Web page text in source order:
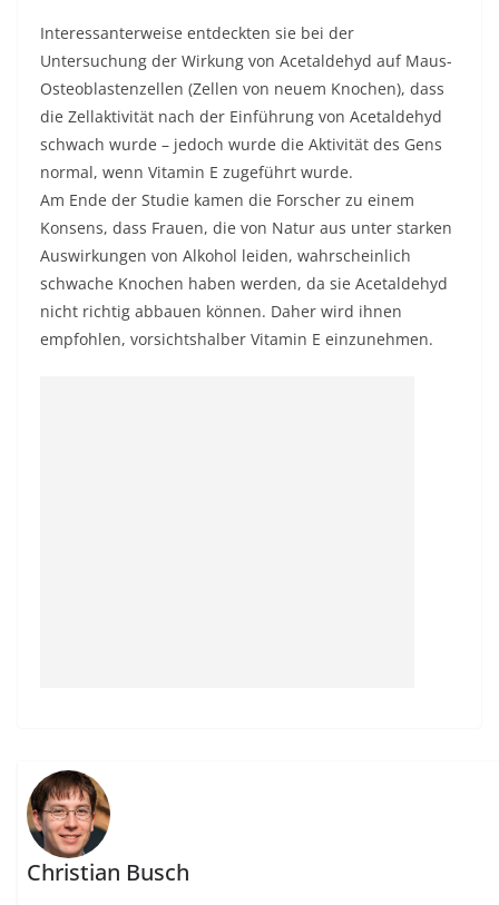
Interessanterweise entdeckten sie bei der
Untersuchung der Wirkung von Acetaldehyd auf Maus-
Osteoblastenzellen (Zellen von neuem Knochen), dass
die Zellaktivität nach der Einführung von Acetaldehyd
schwach wurde – jedoch wurde die Aktivität des Gens
normal, wenn Vitamin E zugeführt wurde.
Am Ende der Studie kamen die Forscher zu einem
Konsens, dass Frauen, die von Natur aus unter starken
Auswirkungen von Alkohol leiden, wahrscheinlich
schwache Knochen haben werden, da sie Acetaldehyd
nicht richtig abbauen können. Daher wird ihnen
empfohlen, vorsichtshalber Vitamin E einzunehmen.
Christian Busch